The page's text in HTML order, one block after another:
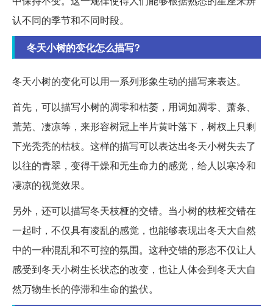
认不同的季节和不同时段。
冬天小树的变化怎么描写?
冬天小树的变化可以用一系列形象生动的描写来表达。
首先，可以描写小树的凋零和枯萎，用词如凋零、萧条、
荒芜、凄凉等，来形容树冠上半片黄叶落下，树杈上只剩
下光秃秃的枯枝。这样的描写可以表达出冬天小树失去了
以往的青翠，变得干燥和无生命力的感觉，给人以寒冷和
凄凉的视觉效果。
另外，还可以描写冬天枝桠的交错。当小树的枝桠交错在
一起时，不仅具有凌乱的感觉，也能够表现出冬天大自然
中的一种混乱和不可控的氛围。这种交错的形态不仅让人
感受到冬天小树生长状态的改变，也让人体会到冬天大自
然万物生长的停滞和生命的蛰伏。